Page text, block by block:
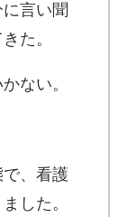
に言い聞
た。
ない。
、看護
した。